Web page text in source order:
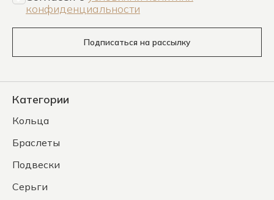
конфиденциальности
Подписаться на рассылку
Категории
Кольца
Браслеты
Подвески
Серьги